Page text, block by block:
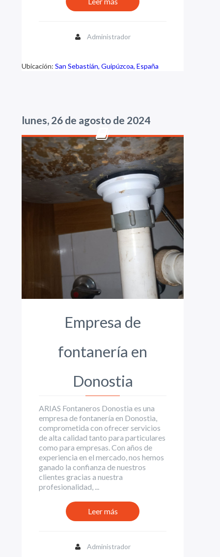
Administrador
Ubicación: San Sebastián, Guipúzcoa, España
lunes, 26 de agosto de 2024
Empresa de
fontanería en
Donostia
ARIAS Fontaneros Donostia es una
empresa de fontanería en Donostia,
comprometida con ofrecer servicios
de alta calidad tanto para particulares
como para empresas. Con años de
experiencia en el mercado, nos hemos
ganado la confianza de nuestros
clientes gracias a nuestra
profesionalidad, ...
Leer más
Administrador